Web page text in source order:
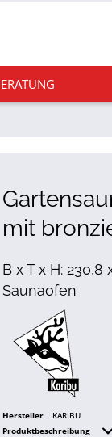
mit
B x T x H:
Saunaofen
Hersteller
KARIBU
Produktbeschreibung